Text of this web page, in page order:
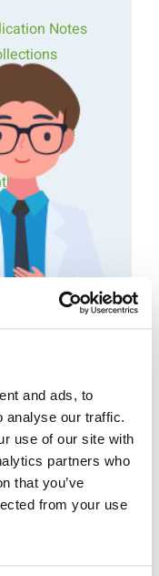
and ads, to
analyse our traffic.
use of our site with
partners who
that you’ve
from your use
Notes
&
&
Events...
装置の研磨材分
法と画像解析法を用い
形状分布を比較測定し
が高いことが確認されま